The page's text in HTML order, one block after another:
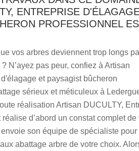
ENTREPRISE
PROFESSIONNEL
vos arbres deviennent trop longs
N’ayez pas peur, confiez à Artisan
et paysagist bûcheron
sérieux et méticuleux à
réalisation Artisan DUCULTY,
d’abord un constat complet de
son équipe de spécialiste pour
abattage arbre de votre choix.